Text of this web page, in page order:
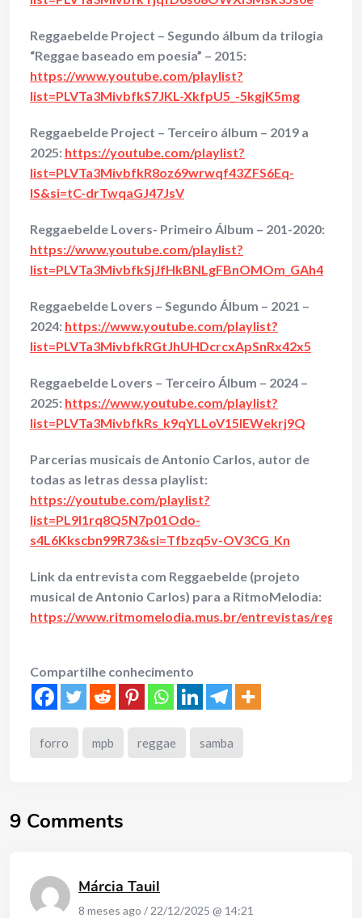
Reggaebelde Project – Segundo álbum da trilogia
“Reggae baseado em poesia” – 2015:
https://www.youtube.com/playlist?
list=PLVTa3MivbfkS7JKL-XkfpU5_-5kgjK5mg
Reggaebelde Project – Terceiro álbum – 2019 a
2025: https://youtube.com/playlist?
list=PLVTa3MivbfkR8oz69wrwqf43ZFS6Eq-
lS&si=tC-drTwqaGJ47JsV
Reggaebelde Lovers- Primeiro Álbum – 201-2020:
https://www.youtube.com/playlist?
list=PLVTa3MivbfkSjJfHkBNLgFBnOMOm_GAh4
Reggaebelde Lovers – Segundo Álbum – 2021 –
2024: https://www.youtube.com/playlist?
list=PLVTa3MivbfkRGtJhUHDcrcxApSnRx42x5
Reggaebelde Lovers – Terceiro Álbum – 2024 –
2025: https://www.youtube.com/playlist?
list=PLVTa3MivbfkRs_k9qYLLoV15IEWekrj9Q
Parcerias musicais de Antonio Carlos, autor de
todas as letras dessa playlist:
https://youtube.com/playlist?
list=PL9I1rq8Q5N7p01Odo-
s4L6Kkscbn99R73&si=Tfbzq5v-OV3CG_Kn
Link da entrevista com Reggaebelde (projeto
musical de Antonio Carlos) para a RitmoMelodia:
https://www.ritmomelodia.mus.br/entrevistas/
Compartilhe conhecimento
forro mpb reggae samba
9 Comments
Márcia Tauil
8 meses ago / 22/12/2025 @ 14:21